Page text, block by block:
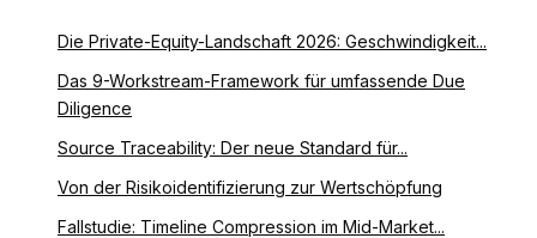
Die Private-Equity-Landschaft 2026: Geschwindigkeit...
Das 9-Workstream-Framework für umfassende Due
Diligence
Source Traceability: Der neue Standard für...
Von der Risikoidentifizierung zur Wertschöpfung
Fallstudie: Timeline Compression im Mid-Market...